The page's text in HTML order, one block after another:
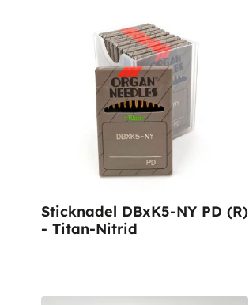
Sticknadel DBxK5-NY PD (R)
- Titan-Nitrid